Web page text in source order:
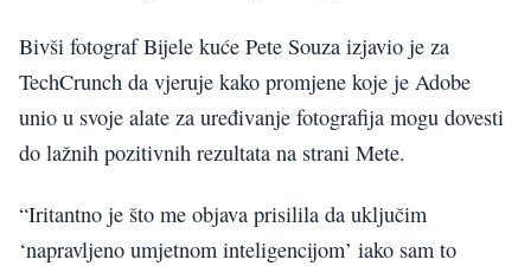
Bivši fotograf Bijele kuće Pete Souza izjavio je za
TechCrunch da vjeruje kako promjene koje je Adobe
unio u svoje alate za uređivanje fotografija mogu dovesti
do lažnih pozitivnih rezultata na strani Mete.
“Iritantno je što me objava prisilila da uključim
‘napravljeno umjetnom inteligencijom’ iako sam to